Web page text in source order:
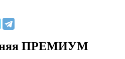
ПРЕМИУМ